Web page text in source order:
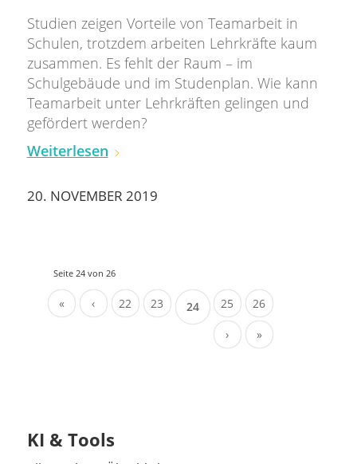
Studien zeigen Vorteile von Teamarbeit in
Schulen, trotzdem arbeiten Lehrkräfte kaum
zusammen. Es fehlt der Raum – im
Schulgebäude und im Studenplan. Wie kann
Teamarbeit unter Lehrkräften gelingen und
gefördert werden?
Weiterlesen
20. NOVEMBER 2019
Seite 24 von 26
« ‹ 22 23 24 25 26
› »
KI & Tools